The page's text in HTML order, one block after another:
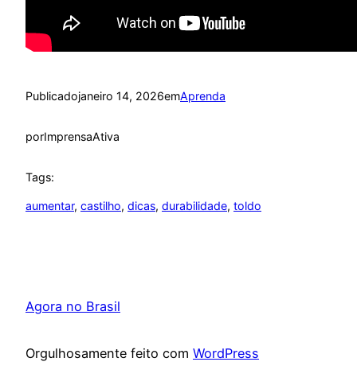
Publicadojaneiro 14, 2026emAprenda
porImprensaAtiva
Tags:
aumentar, castilho, dicas, durabilidade, toldo
Agora no Brasil
Orgulhosamente feito com WordPress